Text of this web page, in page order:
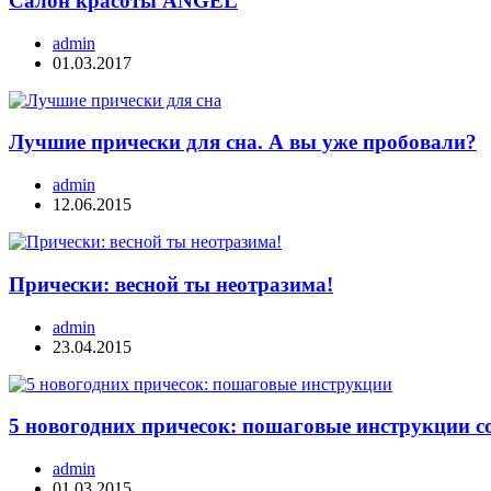
admin
01.03.2017
Лучшие прически для сна. А вы уже пробовали?
admin
12.06.2015
Прически: весной ты неотразима!
admin
23.04.2015
5 новогодних причесок: пошаговые инструкции
admin